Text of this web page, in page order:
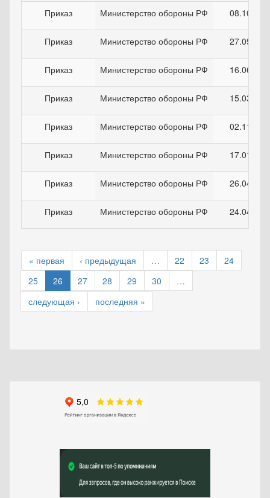
Приказ Министерство обороны РФ
Приказ Министерство обороны РФ
Приказ Министерство обороны РФ
Приказ Министерство обороны РФ
Приказ Министерство обороны РФ
Приказ Министерство обороны РФ
Приказ Министерство обороны РФ
Приказ Министерство обороны РФ
« первая ‹ предыдущая … 22 23
24
25
26 27 28 29 30
…
следующая ›
последняя »